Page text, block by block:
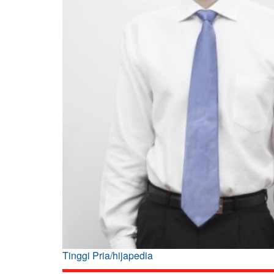
Tinggi Pria/hijapedia